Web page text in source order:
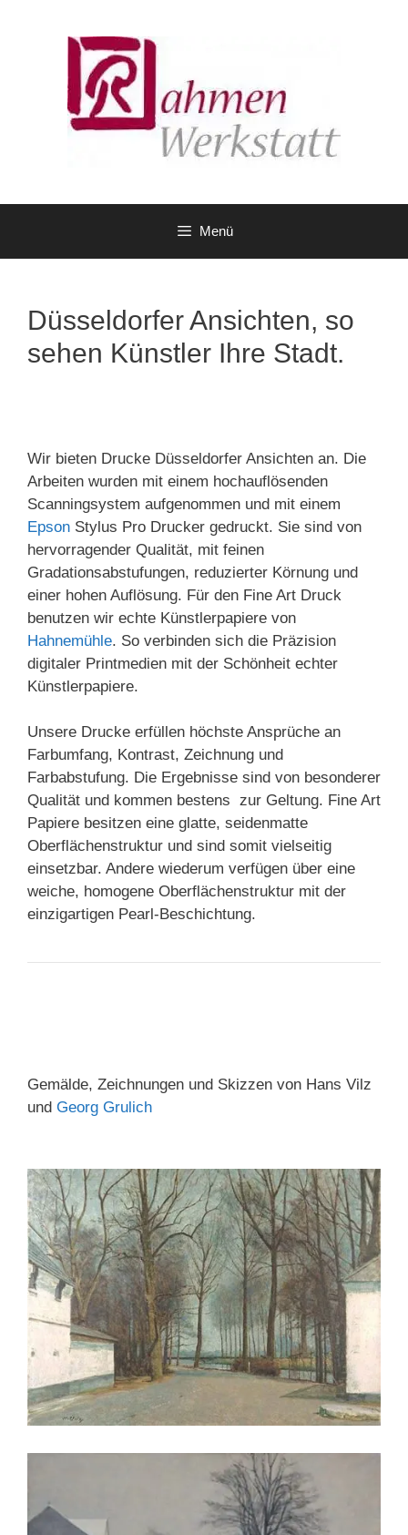
Menü
Düsseldorfer Ansichten, so
sehen Künstler Ihre Stadt.
Wir bieten Drucke Düsseldorfer Ansichten an. Die
Arbeiten wurden mit einem hochauflösenden
Scanningsystem aufgenommen und mit einem
Epson Stylus Pro Drucker gedruckt. Sie sind von
hervorragender Qualität, mit feinen
Gradationsabstufungen, reduzierter Körnung und
einer hohen Auflösung. Für den Fine Art Druck
benutzen wir echte Künstlerpapiere von
Hahnemühle. So verbinden sich die Präzision
digitaler Printmedien mit der Schönheit echter
Künstlerpapiere.
Unsere Drucke erfüllen höchste Ansprüche an
Farbumfang, Kontrast, Zeichnung und
Farbabstufung. Die Ergebnisse sind von besonderer
Qualität und kommen bestens zur Geltung. Fine Art
Papiere besitzen eine glatte, seidenmatte
Oberflächenstruktur und sind somit vielseitig
einsetzbar. Andere wiederum verfügen über eine
weiche, homogene Oberflächenstruktur mit der
einzigartigen Pearl-Beschichtung.
Gemälde, Zeichnungen und Skizzen von Hans Vilz
und Georg Grulich